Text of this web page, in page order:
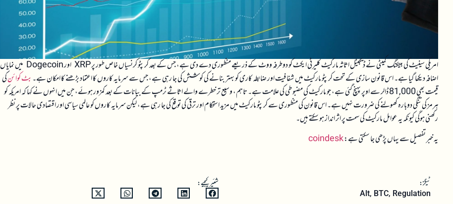
امریکی سینیٹ کی بینکنگ کمیٹی نے ڈیجیٹل اثاثہ مارکیٹ کلیرٹی ایکٹ کو دوطرفہ ووٹ کے ذریعے منظوری دے دی ہے، جس کے بعد کرپٹو کرنسیاں خاص طور پر XRP اور Dogecoin میں نمایاں
اضافہ دیکھا گیا ہے۔ اس قانون سازی کے تحت کرپٹو مارکیٹ میں شفافیت اور ضابطہ کاری کو بہتر بنانے کی کوشش کی جا رہی ہے، جس سے سرمایہ کاروں کا اعتماد بڑھنے کا امکان ہے۔بٹ کوائنکی
قیمت بھی 81,000 ڈالر سے اوپر پہنچ گئی ہے، جو مارکیٹ کی مضبوطی کی علامت ہے۔ تاہم، وسیع تر خطرے والے اثاثے ٹرمپ کے بیانات کے بعد کمزور ہوئے، جن میں انہوں نے کہا کہ امریکہ کو
ہرمز کی تنگی دوبارہ کھولنے کی ضرورت نہیں ہے۔ اس قانون کی منظوری سے کرپٹو مارکیٹ میں مزید استحکام اور ترقی کی توقع کی جا رہی ہے، لیکن سرمایہ کاروں کو عالمی سیاسی اور اقتصادی حالات پر نظر
رکھنی ہوگی کیونکہ یہ عوامل مارکیٹ کی سمت پر اثر انداز ہو سکتے ہیں۔
یہ خبر تفصیل سے یہاں پڑھی جا سکتی ہے:coindesk
ٹیگز:
Alt, BTC, Regulation
شئیر کیجیے: